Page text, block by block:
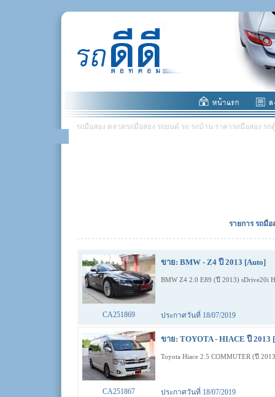
รถมือสอง ตลาดรถมือสอง รถยนต์ รถ รถบ้าน ราคารถมือสอง รถ
รายการ รถมื
ขาย: BMW - Z4 ปี 2013 [Auto]
BMW Z4 2.0 E89 (ปี 2013) sDrive20i
CA251869 ประกาศวันที่ 18/07/2019
ขาย: TOYOTA - HIACE ปี 2013
Toyota Hiace 2.5 COMMUTER (ปี
CA251867 ประกาศวันที่ 18/07/2019